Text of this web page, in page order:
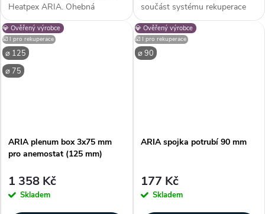
Heatpex ARIA. Ohebná
vzduchotechnická hadice z
vysokohustotního polyetylenu
PE-HD. Vysoká flexibilita
potrubí umožňuje snadnou
instalaci bez potřeby...
součást systému rekuperace
Heatpex ARIA. Umožňuje
připojení až 2 potrubí o
průměru 90 mm k difuzoru pro
přívodu nebo odvodu...
⌀ 125
💎 Ověřený výrobce
⌀ 75
☑️ I pro rekuperace
ARIA plenum box 3x75 mm
pro anemostat (125 mm)
1 358 Kč
Skladem
⌀ 90
💎 Ověřený výrobce
☑️ I pro rekuperace
ARIA spojka potrubí 90 mm
177 Kč
Skladem